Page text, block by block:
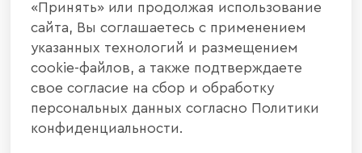
+7 800 700 20 58
440004, г. Пенза, ул. Рябова, д. 31
info@interier-center.ru
«Принять» или продолжая использование
сайта, Вы соглашаетесь с применением
указанных технологий и размещением
cookie-файлов, а также подтверждаете
свое согласие на сбор и обработку
персональных данных согласно Политики
конфиденциальности.